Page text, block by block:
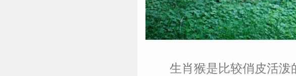
生肖猴是比较俏皮活泼